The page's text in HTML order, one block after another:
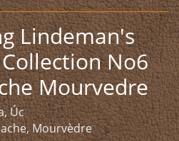
Lindeman's
No6
Mourvedre
Úc
Mourvèdre